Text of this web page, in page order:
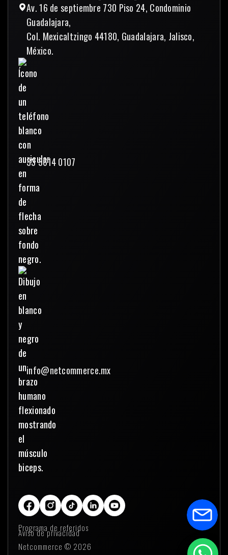
Av. 16 de septiembre 730 Piso 24, Condominio
Guadalajara,
Col. Mexicaltzingo 44180, Guadalajara, Jalisco,
México.
33 3614 0107
info@netcommerce.mx
Programa de referidos
Aviso de privacidad
Netcommerce © 2026